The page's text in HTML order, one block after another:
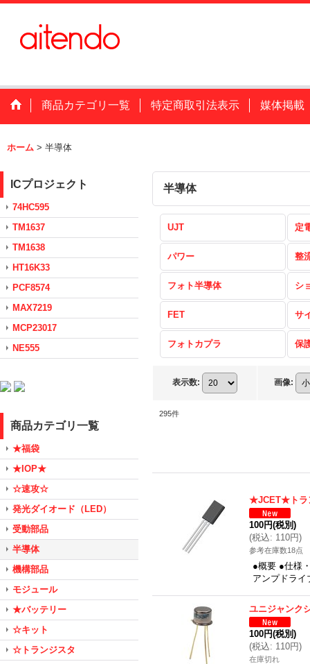
商品カテゴリ一覧 特定商取引法表示 媒体掲載
ホーム > 半導体
ICプロジェクト
74HC595
TM1637
TM1638
HT16K33
PCF8574
MAX7219
MCP23017
NE555
商品カテゴリ一覧
★福袋
★IOP★
☆速攻☆
発光ダイオード（LED）
受動部品
半導体
機構部品
モジュール
★バッテリー
☆キット
☆トランジスタ
半導体
UJT 定
パワー 整
フォト半導体 シ
FET サ
フォトカプラ 保
表示数: 画像:
295件
★JCET★トラ
100円(税別)
(税込: 110円)
参考在庫数18点
●概要 ●仕様
アンプドラ
ユニジャンク
100円(税別)
(税込: 110円)
在庫切れ